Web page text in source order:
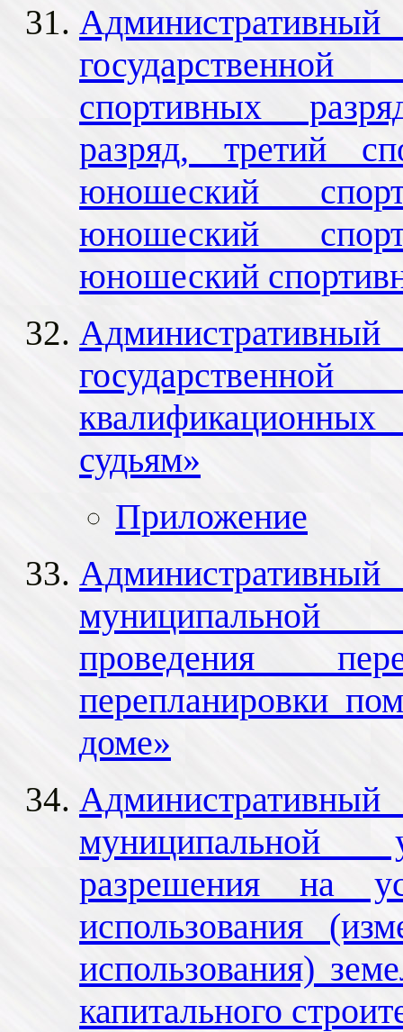
Административный
спортивных
разряд, третий
юношеский
юношеский
юношеский
Административный
судьям»
Приложение
Административный
муниципальной
проведения
перепланировки
доме»
Административный
муниципальной
разрешения на
использования
использования)
капитального